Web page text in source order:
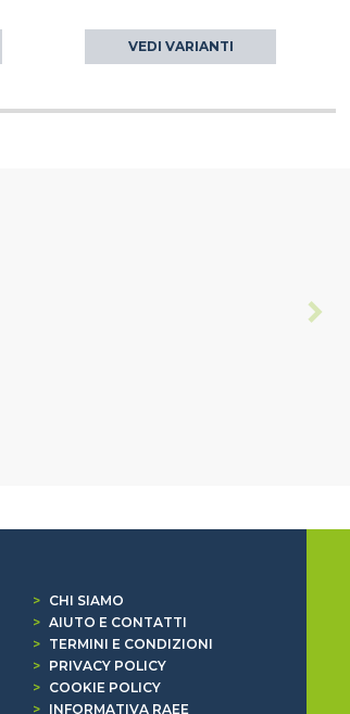
VEDI VARIANTI
>
CHI SIAMO
> AIUTO E CONTATTI
>
TERMINI E CONDIZIONI
>
PRIVACY POLICY
>
COOKIE POLICY
>
INFORMATIVA RAEE